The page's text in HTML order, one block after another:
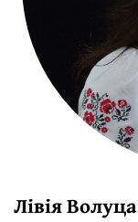
Лівія Волуца